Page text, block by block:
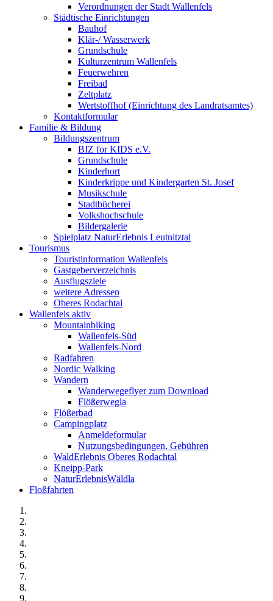
Verordnungen der Stadt Wallenfels
Städtische Einrichtungen
Bauhof
Klär-/ Wasserwerk
Grundschule
Kulturzentrum Wallenfels
Feuerwehren
Freibad
Zeltplatz
Wertstoffhof (Einrichtung des Landratsamtes)
Kontaktformular
Familie & Bildung
Bildungszentrum
BIZ for KIDS e.V.
Grundschule
Kinderhort
Kinderkrippe und Kindergarten St. Josef
Musikschule
Stadtbücherei
Volkshochschule
Bildergalerie
Spielplatz NaturErlebnis Leutnitztal
Tourismus
Touristinformation Wallenfels
Gastgeberverzeichnis
Ausflugsziele
weitere Adressen
Oberes Rodachtal
Wallenfels aktiv
Mountainbiking
Wallenfels-Süd
Wallenfels-Nord
Radfahren
Nordic Walking
Wandern
Wanderwegeflyer zum Download
Flößerwegla
Flößerbad
Campingplatz
Anmeldeformular
Nutzungsbedingungen, Gebühren
WaldErlebnis Oberes Rodachtal
Kneipp-Park
NaturErlebnisWäldla
Floßfahrten